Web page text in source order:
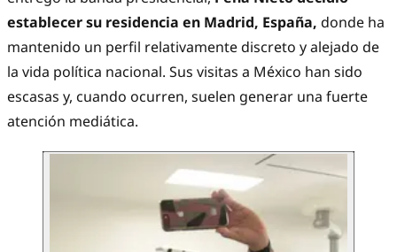
establecer su residencia en Madrid, España, donde ha
mantenido un perfil relativamente discreto y alejado de
la vida política nacional. Sus visitas a México han sido
escasas y, cuando ocurren, suelen generar una fuerte
atención mediática.